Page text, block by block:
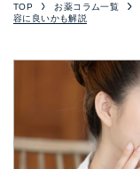
TOP お薬コラム一覧
容に良いかも解説